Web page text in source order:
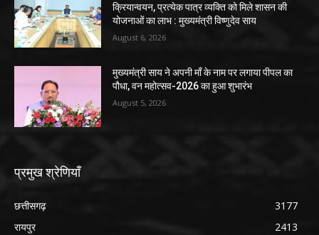
क्रियान्वयन, प्रत्येक पात्र व्यक्ति को मिले शासन की
योजनाओं का लाभ : मुख्यमंत्री विष्णुदेव साय
August 6, 2026
मुख्यमंत्री साय ने अपनी माँ के नाम पर लगाया पीपल का
पौधा, वन महोत्सव-2026 का हुआ शुभारंभ
August 5, 2026
प्रमुख श्रेणियाँ
छत्तीसगढ़
3177
रायपुर
2413